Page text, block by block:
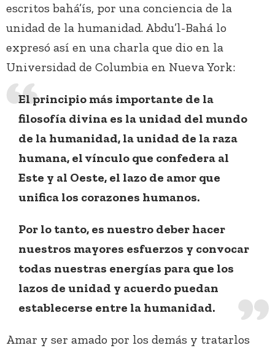
escritos bahá’ís, por una conciencia de la
unidad de la humanidad. Abdu’l-Bahá lo
expresó así en una charla que dio en la
Universidad de Columbia en Nueva York:
El principio más importante de la
filosofía divina es la unidad del mundo
de la humanidad, la unidad de la raza
humana, el vínculo que confedera al
Este y al Oeste, el lazo de amor que
unifica los corazones humanos.
Por lo tanto, es nuestro deber hacer
nuestros mayores esfuerzos y convocar
todas nuestras energías para que los
lazos de unidad y acuerdo puedan
establecerse entre la humanidad.
Amar y ser amado por los demás y tratarlos